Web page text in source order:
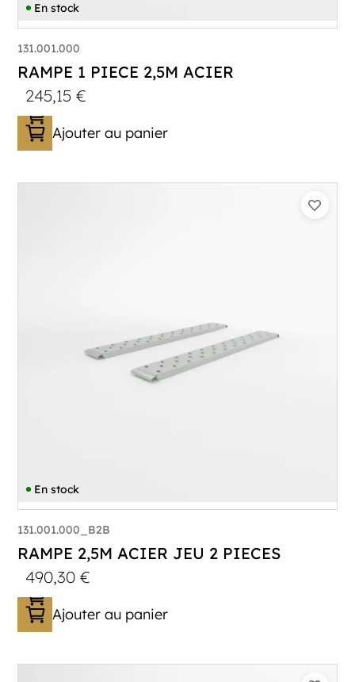
En stock
131.001.000
RAMPE 1 PIECE 2,5M ACIER
245,15€
Ajouter au panier
En stock
131.001.000_B2B
RAMPE 2,5M ACIER JEU 2 PIECES
490,30€
Ajouter au panier